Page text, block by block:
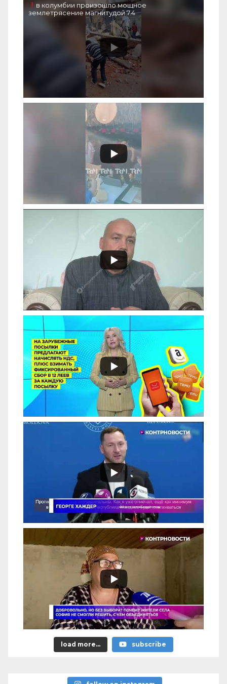
в колумбии произошло мощное
землетрясение магнитудой 7.4
load more... subscribe